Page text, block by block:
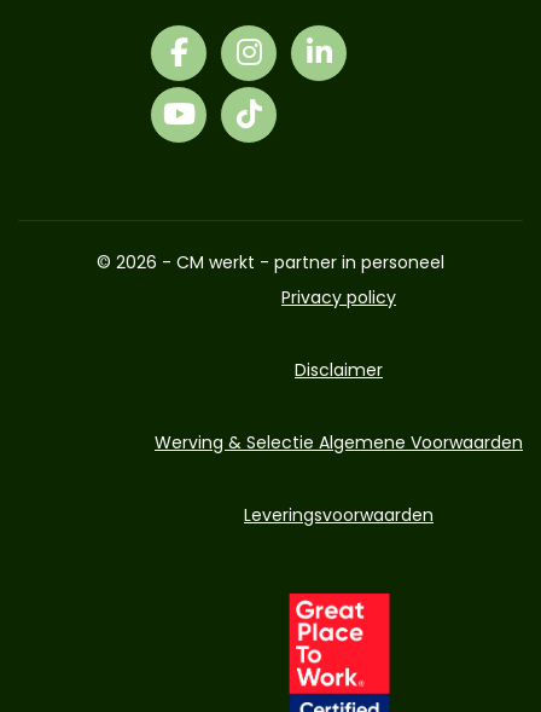
© 2026 - CM werkt - partner in personeel
Privacy policy
Disclaimer
Werving & Selectie Algemene Voorwaarden
Leveringsvoorwaarden